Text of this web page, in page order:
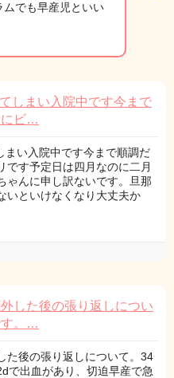
でも早産児といい
しまい入院中です今まで
にビ…
まい入院中です今まで順調だ
です予定日は四月なのに二月
ゃんに申し訳ないです。旦那
いといけなくなり大丈夫か
した後の張り返しについ
す。…
た後の張り返しについて。34
で出血があり、切迫早産で急